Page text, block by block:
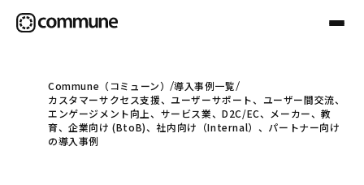
Communeについて
Commune（コミューン）
導入事例一覧
カスタマーサクセス支援、ユーザーサポート、ユーザー間交流、
エンゲージメント向上、サービス業、D2C/EC、メーカー、教
育、企業向け (BtoB)、社内向け（Internal）、パートナー向け
の導入事例